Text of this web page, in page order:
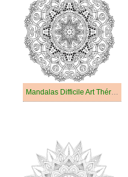
Mandalas Difficile Art Thérapie